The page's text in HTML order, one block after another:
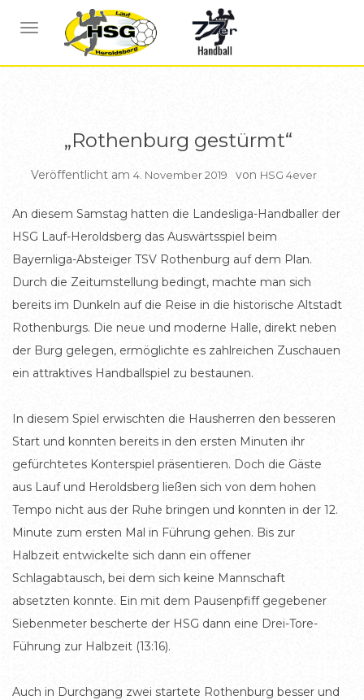
NAVIGATION UMSCHALTEN
BERICHTE BERICHTE HSG1
„Rothenburg gestürmt“
Veröffentlicht am 4. November 2019 von HSG 4ever
An diesem Samstag hatten die Landesliga-Handballer der
HSG Lauf-Heroldsberg das Auswärtsspiel beim
Bayernliga-Absteiger TSV Rothenburg auf dem Plan.
Durch die Zeitumstellung bedingt, machte man sich
bereits im Dunkeln auf die Reise in die historische Altstadt
Rothenburgs. Die neue und moderne Halle, direkt neben
der Burg gelegen, ermöglichte es zahlreichen Zuschauen
ein attraktives Handballspiel zu bestaunen.
In diesem Spiel erwischten die Hausherren den besseren
Start und konnten bereits in den ersten Minuten ihr
gefürchtetes Konterspiel präsentieren. Doch die Gäste
aus Lauf und Heroldsberg ließen sich von dem hohen
Tempo nicht aus der Ruhe bringen und konnten in der 12.
Minute zum ersten Mal in Führung gehen. Bis zur
Halbzeit entwickelte sich dann ein offener
Schlagabtausch, bei dem sich keine Mannschaft
absetzten konnte. Ein mit dem Pausenpfiff gegebener
Siebenmeter bescherte der HSG dann eine Drei-Tore-
Führung zur Halbzeit (13:16).
Auch in Durchgang zwei startete Rothenburg besser und